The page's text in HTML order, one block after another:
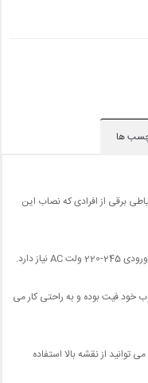
ها
برقی از افرادی که نصاب این
خود فیت بوده و به راحتی کار می
توانید از نقشه بالا استفاده